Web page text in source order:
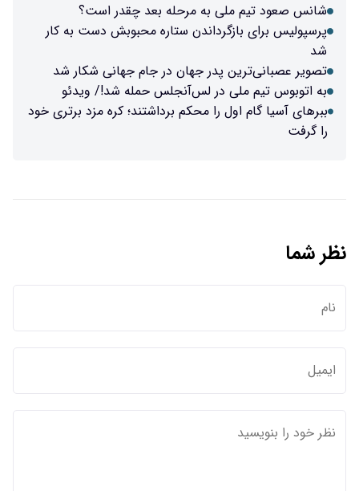
شانس صعود تیم ملی به مرحله بعد چقدر است؟
پرسپولیس برای بازگرداندن ستاره محبوبش دست به کار
شد
تصویر عصبانی‌ترین پدر جهان در جام جهانی شکار شد
به اتوبوس تیم ملی در لس‌آنجلس حمله شد!/ ویدئو
ببرهای آسیا گام اول را محکم برداشتند؛ کره مزد برتری خود
را گرفت
نظر شما